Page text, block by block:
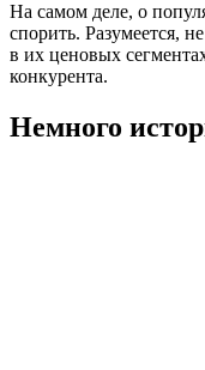
На самом деле, о
спорить. Разумеется,
в их ценовых
конкурента.
Немного